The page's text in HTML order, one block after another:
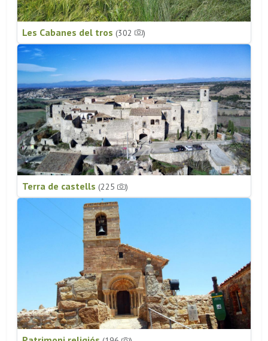
Les Cabanes del tros (302 )
Terra de castells (225 )